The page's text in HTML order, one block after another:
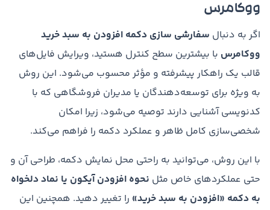
ووکامرس
اگر به دنبال سفارشی سازی دکمه افزودن به سبد خرید
ووکامرس با بیشترین سطح کنترل هستید، ویرایش فایل‌های
قالب یک راهکار پیشرفته و مؤثر محسوب می‌شود. این روش
به ویژه برای توسعه‌دهندگان یا مدیران فروشگاهی که با
کدنویسی آشنایی دارند توصیه می‌شود، زیرا امکان
شخصی‌سازی کامل ظاهر و عملکرد دکمه را فراهم می‌کند.
با این روش، می‌توانید به راحتی محل نمایش دکمه، طراحی آن و
حتی عملکردهای خاص مثل نحوه افزودن آیکون یا نماد دلخواه
به دکمه «افزودن به سبد خرید» را تغییر دهید. همچنین این